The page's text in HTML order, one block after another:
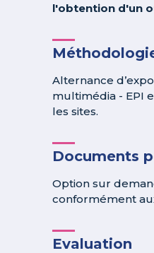
l'obtention d'un
Alternance
multimédia - EPI
les sites.
Documents
Option sur
conformément
Evaluation